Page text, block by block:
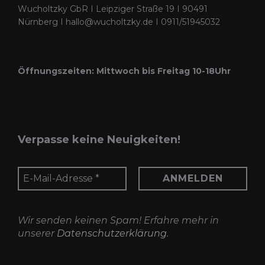
Optionen
können
Produktseite
Wucholtzky GbR I Leipziger Straße 19 I 90491
Nürnberg I hallo@wucholtzky.de I 0911/51945032
Öffnungszeiten: Mittwoch bis Freitag 10-18Uhr
Verpasse keine Neuigkeiten!
Wir senden keinen Spam! Erfahre mehr in
unserer Datenschutzerklärung.